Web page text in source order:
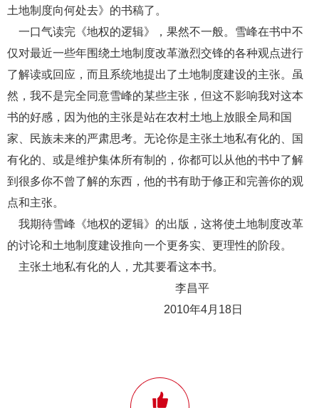
土地制度向何处去》的书稿了。
一口气读完《地权的逻辑》，果然不一般。雪峰在书中不
仅对最近一些年围绕土地制度改革激烈交锋的各种观点进行
了解读或回应，而且系统地提出了土地制度建设的主张。虽
然，我不是完全同意雪峰的某些主张，但这不影响我对这本
书的好感，因为他的主张是站在农村土地上放眼全局和国
家、民族未来的严肃思考。无论你是主张土地私有化的、国
有化的、或是维护集体所有制的，你都可以从他的书中了解
到很多你不曾了解的东西，他的书有助于修正和完善你的观
点和主张。
我期待雪峰《地权的逻辑》的出版，这将使土地制度改革
的讨论和土地制度建设推向一个更务实、更理性的阶段。
主张土地私有化的人，尤其要看这本书。
李昌平
2010年4月18日